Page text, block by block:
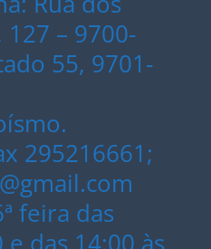
127 – 9700-
55, 9701-
295216661;
feira das